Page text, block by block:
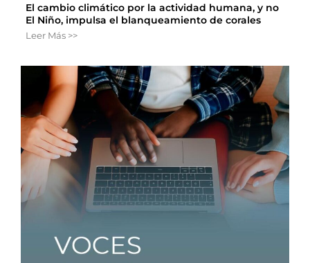
El cambio climático por la actividad humana, y no
El Niño, impulsa el blanqueamiento de corales
Leer Más >>